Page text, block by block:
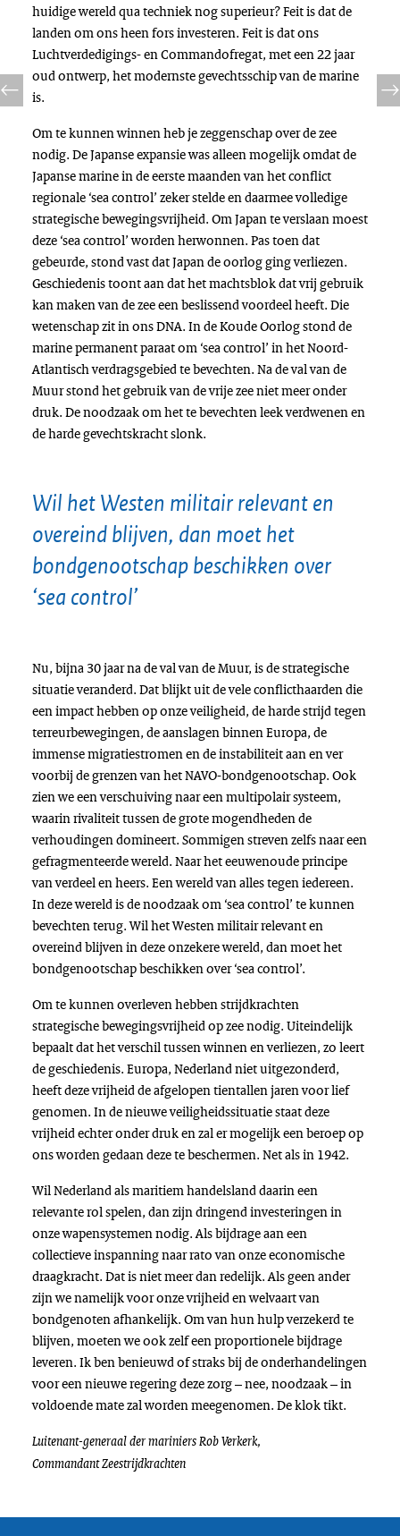
huidige wereld qua techniek nog superieur? Feit is dat de
landen om ons heen fors investeren. Feit is dat ons
Luchtverdedigings- en Commandofregat, met een 22 jaar
oud ontwerp, het modernste gevechtsschip van de marine
is.
Om te kunnen winnen heb je zeggenschap over de zee
nodig. De Japanse expansie was alleen mogelijk omdat de
Japanse marine in de eerste maanden van het conflict
regionale ‘sea control’ zeker stelde en daarmee volledige
strategische bewegingsvrijheid. Om Japan te verslaan moest
deze ‘sea control’ worden herwonnen. Pas toen dat
gebeurde, stond vast dat Japan de oorlog ging verliezen.
Geschiedenis toont aan dat het machtsblok dat vrij gebruik
kan maken van de zee een beslissend voordeel heeft. Die
wetenschap zit in ons DNA. In de Koude Oorlog stond de
marine permanent paraat om ‘sea control’ in het Noord-
Atlantisch verdragsgebied te bevechten. Na de val van de
Muur stond het gebruik van de vrije zee niet meer onder
druk. De noodzaak om het te bevechten leek verdwenen en
de harde gevechtskracht slonk.
Wil het Westen militair relevant en
overeind blijven, dan moet het
bondgenootschap beschikken over
‘sea control’
Nu, bijna 30 jaar na de val van de Muur, is de strategische
situatie veranderd. Dat blijkt uit de vele conflicthaarden die
een impact hebben op onze veiligheid, de harde strijd tegen
terreurbewegingen, de aanslagen binnen Europa, de
immense migratiestromen en de instabiliteit aan en ver
voorbij de grenzen van het NAVO-bondgenootschap. Ook
zien we een verschuiving naar een multipolair systeem,
waarin rivaliteit tussen de grote mogendheden de
verhoudingen domineert. Sommigen streven zelfs naar een
gefragmenteerde wereld. Naar het eeuwenoude principe
van verdeel en heers. Een wereld van alles tegen iedereen.
In deze wereld is de noodzaak om ‘sea control’ te kunnen
bevechten terug. Wil het Westen militair relevant en
overeind blijven in deze onzekere wereld, dan moet het
bondgenootschap beschikken over ‘sea control’.
Om te kunnen overleven hebben strijdkrachten
strategische bewegingsvrijheid op zee nodig. Uiteindelijk
bepaalt dat het verschil tussen winnen en verliezen, zo leert
de geschiedenis. Europa, Nederland niet uitgezonderd,
heeft deze vrijheid de afgelopen tientallen jaren voor lief
genomen. In de nieuwe veiligheidssituatie staat deze
vrijheid echter onder druk en zal er mogelijk een beroep op
ons worden gedaan deze te beschermen. Net als in 1942.
Wil Nederland als maritiem handelsland daarin een
relevante rol spelen, dan zijn dringend investeringen in
onze wapensystemen nodig. Als bijdrage aan een
collectieve inspanning naar rato van onze economische
draagkracht. Dat is niet meer dan redelijk. Als geen ander
zijn we namelijk voor onze vrijheid en welvaart van
bondgenoten afhankelijk. Om van hun hulp verzekerd te
blijven, moeten we ook zelf een proportionele bijdrage
leveren. Ik ben benieuwd of straks bij de onderhandelingen
voor een nieuwe regering deze zorg – nee, noodzaak – in
voldoende mate zal worden meegenomen. De klok tikt.
Luitenant-generaal der mariniers Rob Verkerk,
Commandant Zeestrijdkrachten